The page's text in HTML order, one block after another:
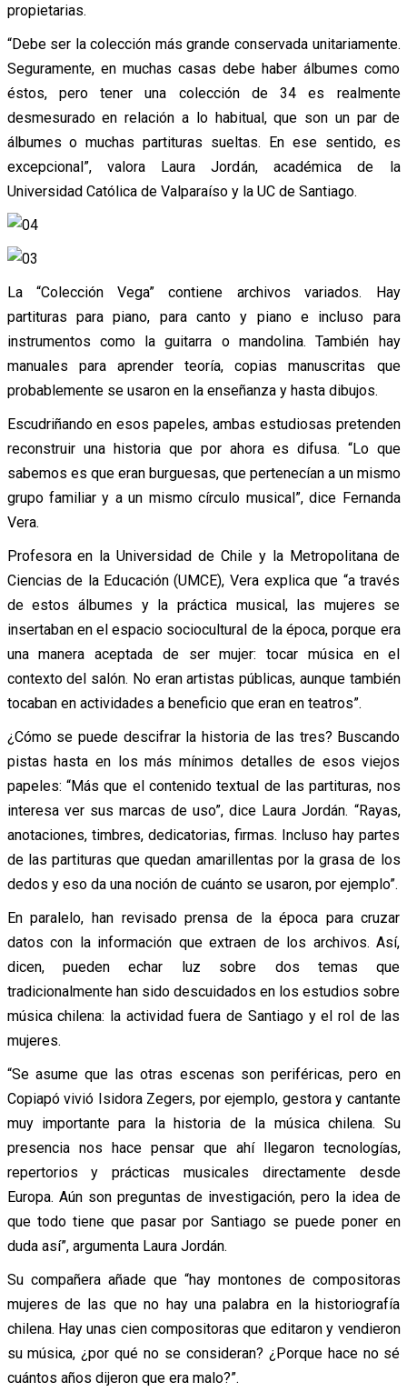
propietarias.
“Debe ser la colección más grande conservada unitariamente.
Seguramente, en muchas casas debe haber álbumes como
éstos, pero tener una colección de 34 es realmente
desmesurado en relación a lo habitual, que son un par de
álbumes o muchas partituras sueltas. En ese sentido, es
excepcional”, valora Laura Jordán, académica de la
Universidad Católica de Valparaíso y la UC de Santiago.
La “Colección Vega” contiene archivos variados. Hay
partituras para piano, para canto y piano e incluso para
instrumentos como la guitarra o mandolina. También hay
manuales para aprender teoría, copias manuscritas que
probablemente se usaron en la enseñanza y hasta dibujos.
Escudriñando en esos papeles, ambas estudiosas pretenden
reconstruir una historia que por ahora es difusa. “Lo que
sabemos es que eran burguesas, que pertenecían a un mismo
grupo familiar y a un mismo círculo musical”, dice Fernanda
Vera.
Profesora en la Universidad de Chile y la Metropolitana de
Ciencias de la Educación (UMCE), Vera explica que “a través
de estos álbumes y la práctica musical, las mujeres se
insertaban en el espacio sociocultural de la época, porque era
una manera aceptada de ser mujer: tocar música en el
contexto del salón. No eran artistas públicas, aunque también
tocaban en actividades a beneficio que eran en teatros”.
¿Cómo se puede descifrar la historia de las tres? Buscando
pistas hasta en los más mínimos detalles de esos viejos
papeles: “Más que el contenido textual de las partituras, nos
interesa ver sus marcas de uso”, dice Laura Jordán. “Rayas,
anotaciones, timbres, dedicatorias, firmas. Incluso hay partes
de las partituras que quedan amarillentas por la grasa de los
dedos y eso da una noción de cuánto se usaron, por ejemplo”.
En paralelo, han revisado prensa de la época para cruzar
datos con la información que extraen de los archivos. Así,
dicen, pueden echar luz sobre dos temas que
tradicionalmente han sido descuidados en los estudios sobre
música chilena: la actividad fuera de Santiago y el rol de las
mujeres.
“Se asume que las otras escenas son periféricas, pero en
Copiapó vivió Isidora Zegers, por ejemplo, gestora y cantante
muy importante para la historia de la música chilena. Su
presencia nos hace pensar que ahí llegaron tecnologías,
repertorios y prácticas musicales directamente desde
Europa. Aún son preguntas de investigación, pero la idea de
que todo tiene que pasar por Santiago se puede poner en
duda así”, argumenta Laura Jordán.
Su compañera añade que “hay montones de compositoras
mujeres de las que no hay una palabra en la historiografía
chilena. Hay unas cien compositoras que editaron y vendieron
su música, ¿por qué no se consideran? ¿Porque hace no sé
cuántos años dijeron que era malo?”.